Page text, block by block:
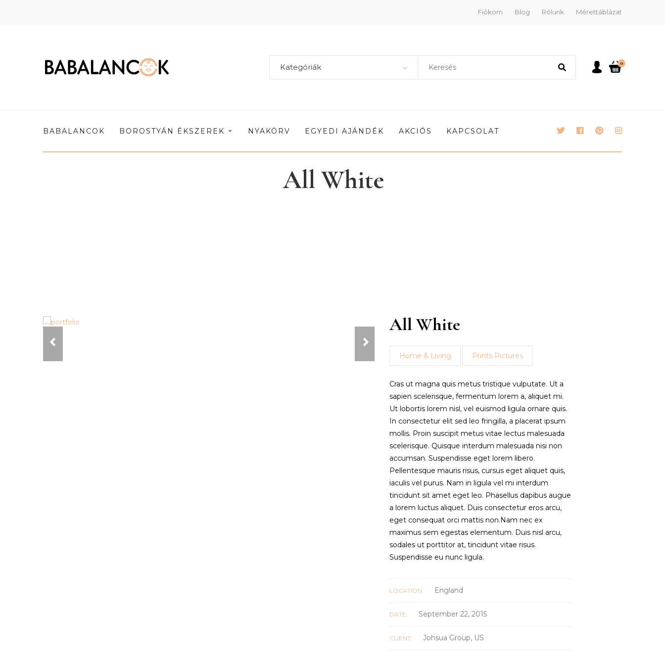
Fiókom Blog Rólunk Mérettáblázat
Kategóriák 0
BABALANCOK BOROSTYÁN ÉKSZEREK NYAKÖRV EGYEDI AJÁNDÉK AKCIÓS KAPCSOLAT
All White
All White
Home & Living Prints Pictures
Cras ut magna quis metus tristique vulputate. Ut a
sapien scelerisque, fermentum lorem a, aliquet mi.
Ut lobortis lorem nisl, vel euismod ligula ornare quis.
In consectetur elit sed leo fringilla, a placerat ipsum
mollis. Proin suscipit metus vitae lectus malesuada
scelerisque. Quisque interdum malesuada nisi non
accumsan. Suspendisse eget lorem libero.
Pellentesque mauris risus, cursus eget aliquet quis,
iaculis vel purus. Nam in ligula vel mi interdum
tincidunt sit amet eget leo. Phasellus dapibus augue
a lorem luctus aliquet. Duis consectetur eros arcu,
eget consequat orci mattis non.Nam nec ex
maximus sem egestas elementum. Duis nisl arcu,
sodales ut porttitor at, tincidunt vitae risus.
Suspendisse eu nunc ligula.
LOCATION: England
DATE: September 22, 2015
CLIENT: Johsua Group, US